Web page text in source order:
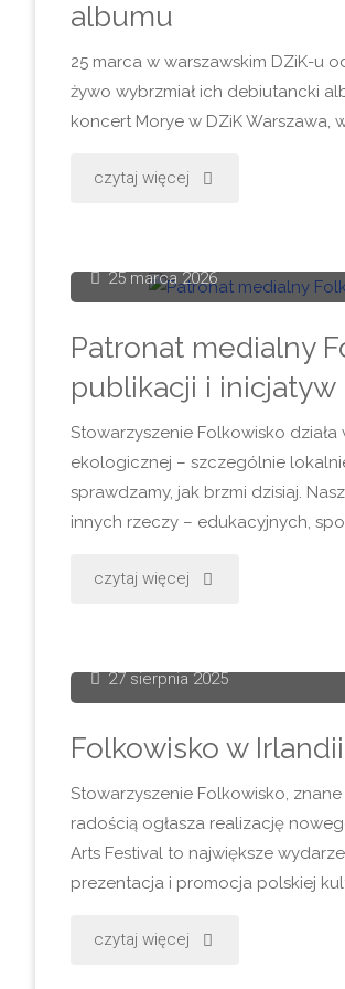
albumu
25 marca w warszawskim DZiK-u
żywo wybrzmiał ich debiutancki
koncert Morye w DZiK Warszawa,
czytaj więcej "Morye
żywo
DZiK-
u
–
magiczna
premiera
albumu"
25 marca 2026
Patronat medialny
publikacji i
Stowarzyszenie Folkowisko
ekologicznej – szczególnie
sprawdzamy, jak brzmi dzisiaj.
innych rzeczy – edukacyjnych,
czytaj więcej "Patronat
Folkowiska
wsparcia
dla
27 sierpnia 2025
Folkowisko w
Stowarzyszenie Folkowisko,
radością ogłasza realizację
Arts Festival to największe
prezentacja i promocja polskiej
czytaj więcej "Folkowisko